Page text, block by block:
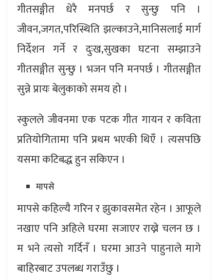
गीतसङ्गीत धेरै मनपर्छ र सुन्छु पनि ।
जीवन,जगत,परिस्थिति झल्काउने,मानिसलाई मार्ग
निर्देशन गर्ने र दुःख,सुखका घटना सम्झाउने
गीतसङ्गीत सुन्छु । भजन पनि मनपर्छ । गीतसङ्गीत
सुन्ने प्रायः बेलुकाको समय हो ।
स्कुलले जीवनमा एक पटक गीत गायन र कविता
प्रतियोगितामा पनि प्रथम भएकी थिएँ । त्यसपछि
यसमा कटिबद्ध हुन सकिएन ।
मापसे
मापसे कहिल्यै गरिन र झुकावसमेत रहेन । आफूले
नखाए पनि अहिले घरमा सजाएर राख्ने चलन छ ।
म भने त्यसो गर्दिनँ । घरमा आउने पाहुनाले मागे
बाहिरबाट उपलब्ध गराउँछु ।